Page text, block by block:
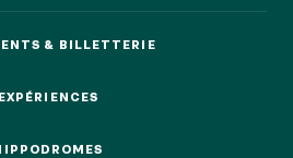
& BILLETTERIE
EXPÉRIENCES